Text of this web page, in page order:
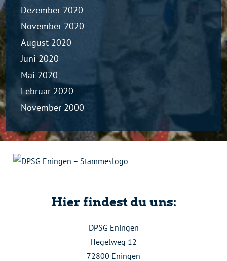
Dezember 2020
November 2020
August 2020
Juni 2020
Mai 2020
Februar 2020
November 2000
Hier findest du uns:
DPSG Eningen
Hegelweg 12
72800 Eningen